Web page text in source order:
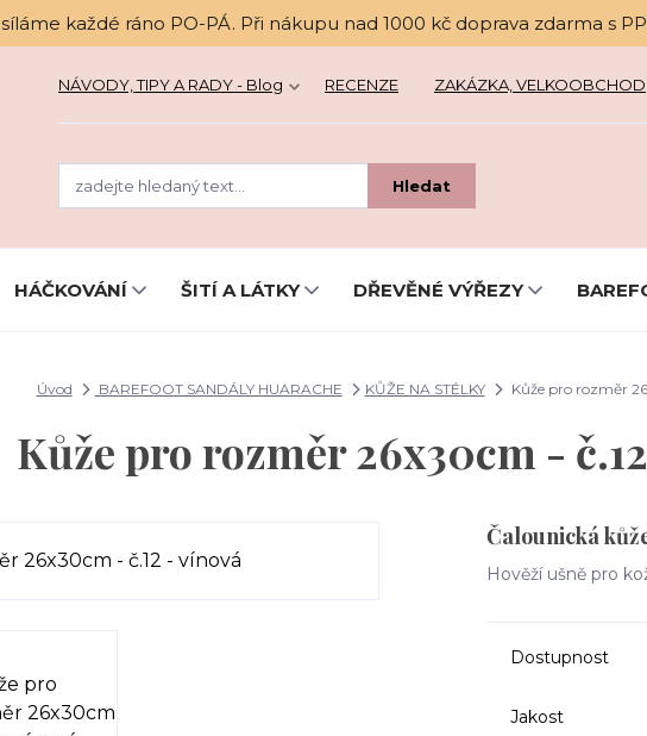
každé ráno PO-PÁ. Při nákupu nad 1000 kč doprava zdarma s
NÁVODY, TIPY A RADY - Blog RECENZE ZAKÁZKA, VELKOOBCHOD
Hledat
HÁČKOVÁNÍ ŠITÍ A LÁTKY DŘEVĚNÉ VÝŘEZY
Úvod BAREFOOT SANDÁLY HUARACHE KŮŽE NA STÉLKY Kůže pro rozměr
Kůže pro rozměr 26x30cm -
Čalounická
Hověží ušně pro
Dostupnost
Jakost